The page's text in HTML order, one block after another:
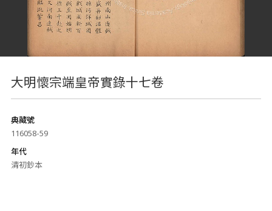
大明懷宗端皇帝實錄十七卷
典藏號
116058-59
年代
清初鈔本